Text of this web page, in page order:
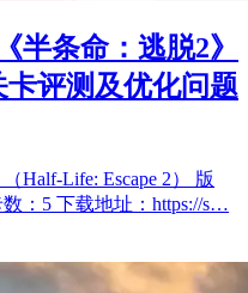
半条命：逃脱2》
评测及优化问题
Half-Life: Escape 2） 版
：5 下载地址：https://s…